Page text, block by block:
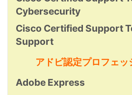
Cybersecurity
Cisco Certified Support
Support
アドビ認定プロフェッ
Adobe Express